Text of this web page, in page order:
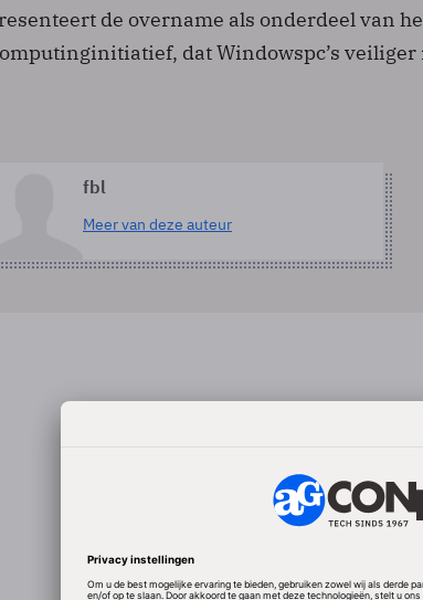
de overname als onderdeel van
dat Windows­pc’s veiliger
fbl
Meer van deze auteur